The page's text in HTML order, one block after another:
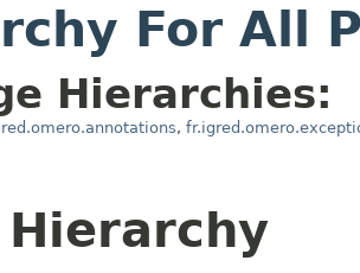
For All
Hierarchies:
,
Hierarchy